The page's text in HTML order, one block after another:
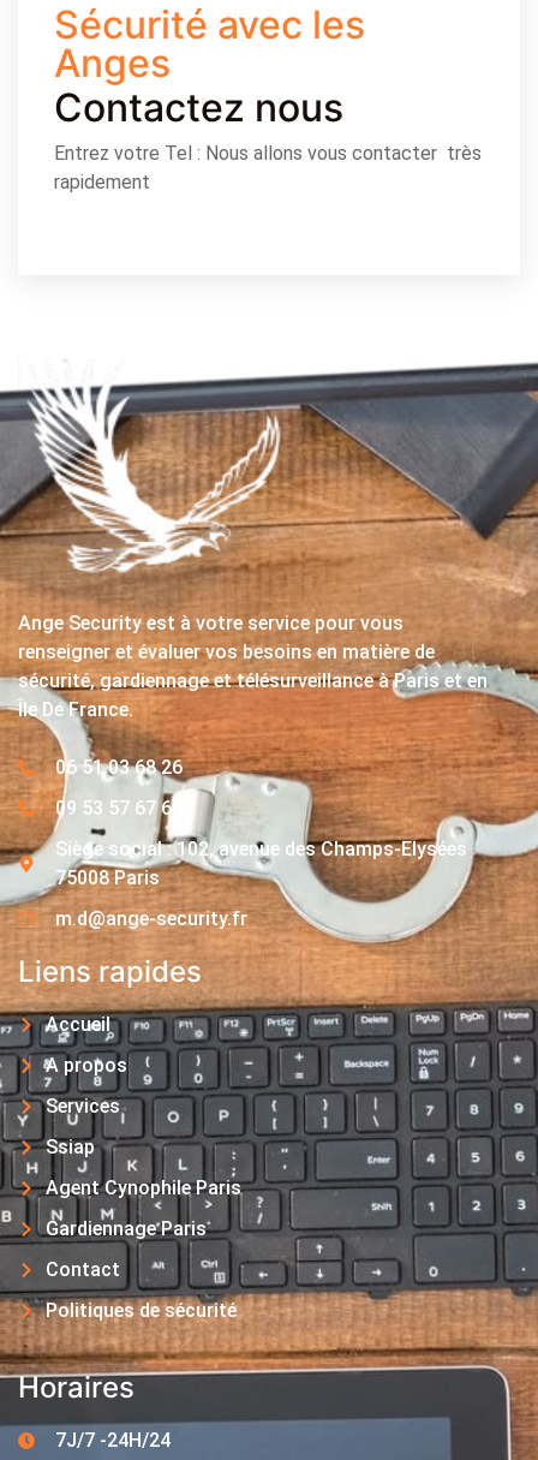
Sécurité avec les
Anges
Contactez nous
Entrez votre Tel : Nous allons vous contacter très
rapidement
Ange Security est à votre service pour vous
renseigner et évaluer vos besoins en matière de
sécurité, gardiennage et télésurveillance à Paris et en
Île De France.
06 51 03 68 26
09 53 57 67 63
Siège social : 102, avenue des Champs-Elysées
75008 Paris
m.d@ange-security.fr
Liens rapides
Accueil
A propos
Services
Ssiap
Agent Cynophile Paris
Gardiennage Paris
Contact
Politiques de sécurité
Horaires
7J/7 -24H/24